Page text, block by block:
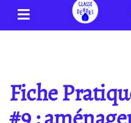
Fiche